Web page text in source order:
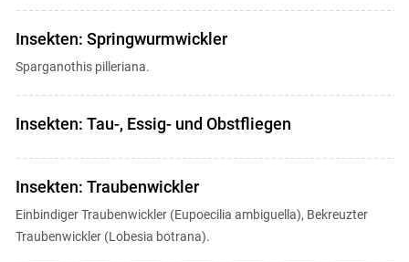
Insekten: Springwurmwickler
Sparganothis pilleriana.
Insekten: Tau-, Essig- und Obstfliegen
Insekten: Traubenwickler
Einbindiger Traubenwickler (Eupoecilia ambiguella), Bekreuzter
Traubenwickler (Lobesia botrana).